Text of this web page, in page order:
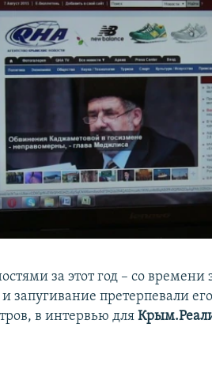
за этот год – со времени
запугивание претерпевали
в интервью для